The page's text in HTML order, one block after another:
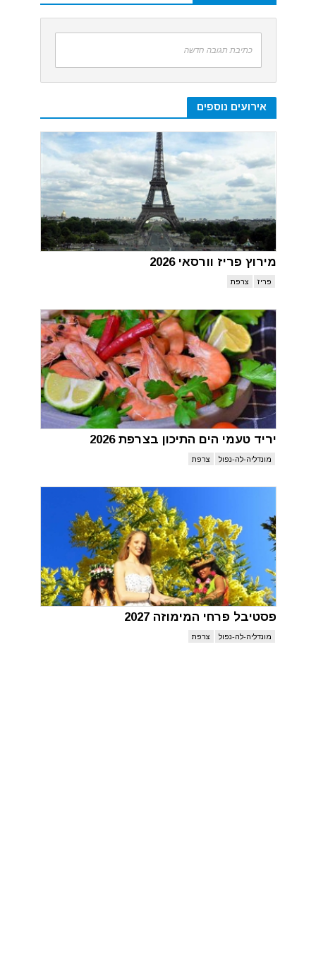
כתיבת תגובה חדשה
אירועים נוספים
מירוץ פריז וורסאי 2026
פריז צרפת
יריד טעמי הים התיכון בצרפת 2026
מונדליה-לה-נפול צרפת
פסטיבל פרחי המימוזה 2027
מונדליה-לה-נפול צרפת